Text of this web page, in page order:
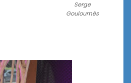
Serge
Gouloumès